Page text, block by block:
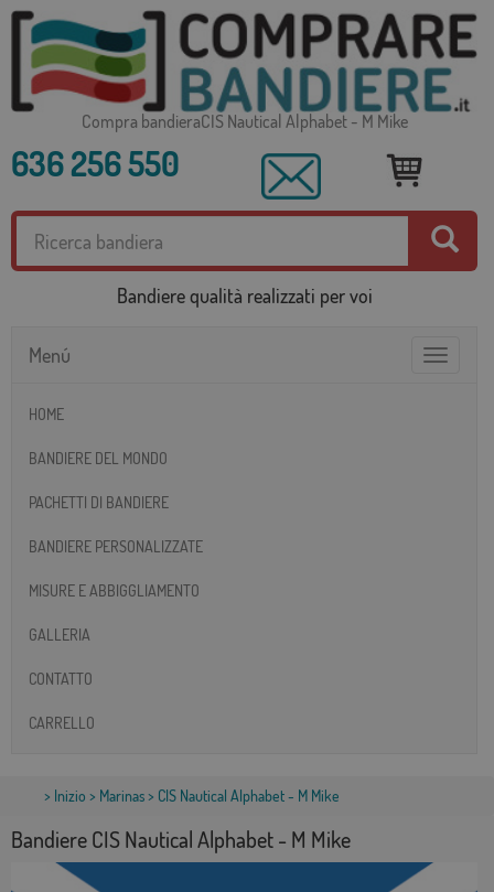
Compra bandieraCIS Nautical Alphabet - M Mike
636 256 550
Bandiere qualità realizzati per voi
Toggle
Menú
HOME
BANDIERE DEL MONDO
PACHETTI DI BANDIERE
BANDIERE PERSONALIZZATE
MISURE E ABBIGGLIAMENTO
GALLERIA
CONTATTO
CARRELLO
> Inizio > Marinas> CIS Nautical Alphabet - M Mike
Bandiere CIS Nautical Alphabet - M Mike